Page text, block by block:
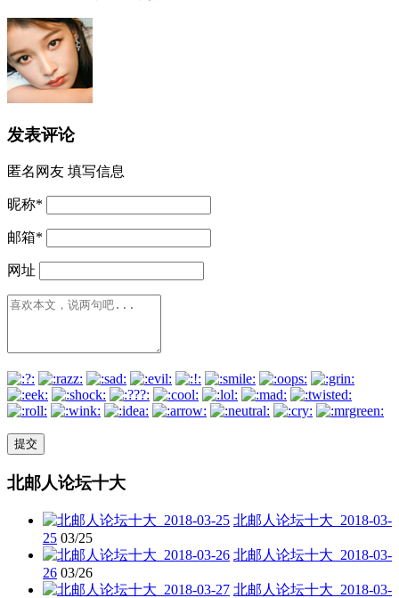
发表评论
匿名网友 填写信息
昵称*
邮箱*
网址
北邮人论坛十大
北邮人论坛十大_2018-03-
25 03/25
北邮人论坛十大_2018-03-
26 03/26
北邮人论坛十大_2018-03-